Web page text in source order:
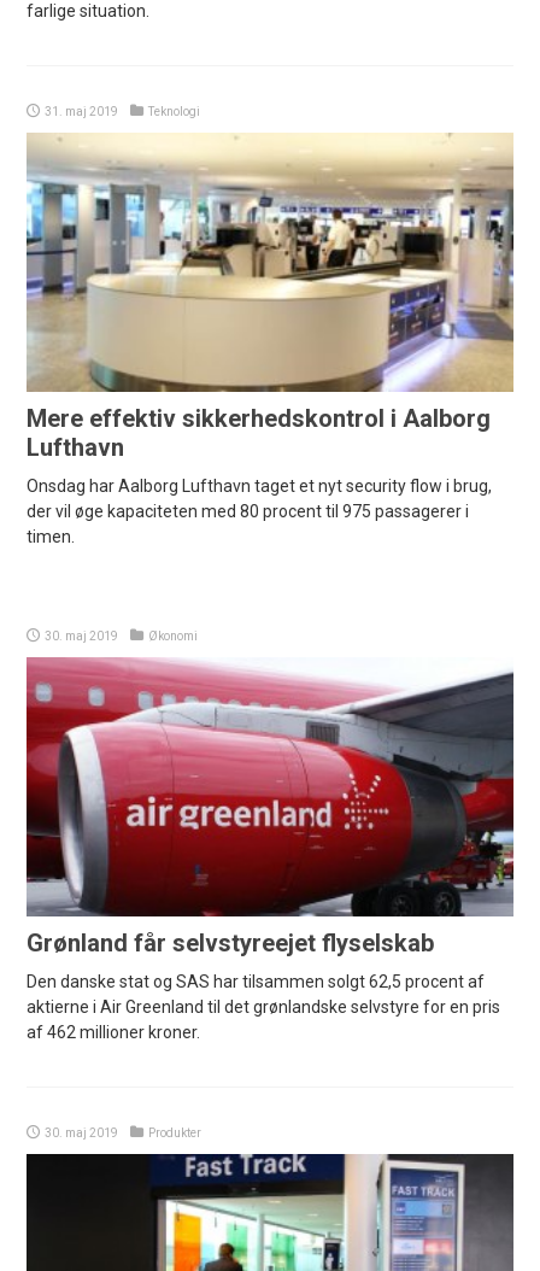
farlige situation.
31. maj 2019 Teknologi
Mere effektiv sikkerhedskontrol i Aalborg
Lufthavn
Onsdag har Aalborg Lufthavn taget et nyt security flow i brug,
der vil øge kapaciteten med 80 procent til 975 passagerer i
timen.
30. maj 2019 Økonomi
Grønland får selvstyreejet flyselskab
Den danske stat og SAS har tilsammen solgt 62,5 procent af
aktierne i Air Greenland til det grønlandske selvstyre for en pris
af 462 millioner kroner.
30. maj 2019 Produkter